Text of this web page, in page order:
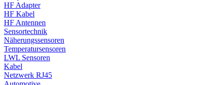
HF Adapter
HF Kabel
HF Antennen
Sensortechnik
Näherungssensoren
Temperatursensoren
LWL Sensoren
Kabel
Netzwerk RJ45